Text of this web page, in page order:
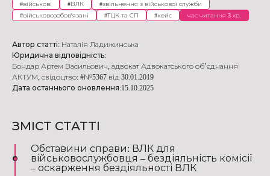
#військові #ВЛК #звільнення з військової служби
#військовозобов'язані #ТЦК та СП #кейс час читання 3 хв.
Автор статті: Наталія Ладижинська
Юридична відповідність:
Бондар Артем Васильович, адвокат Адвокатського об’єднання
АКТУМ, свідоцтво: #№5367 від 30.01.2019
Дата останнього оновлення:15.10.2025
ЗМІСТ СТАТТІ
Обставини справи: ВЛК для
військовослужбовця – бездіяльність комісії
– оскарження бездіяльності ВЛК